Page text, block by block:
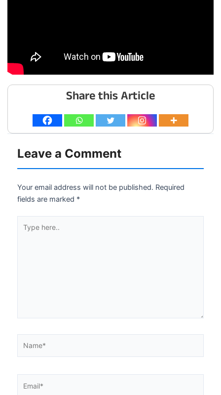
Share this Article
Leave a Comment
Your email address will not be published. Required
fields are marked *
here..